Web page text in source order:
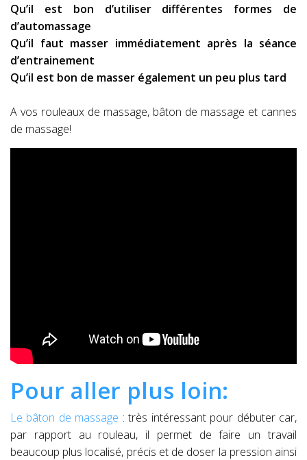
Qu’il est bon d’utiliser différentes formes de
d’automassage
Qu’il faut masser immédiatement après la séance
d’entrainement
Qu’il est bon de masser également un peu plus tard
A vos rouleaux de massage, bâton de massage et cannes
de massage!
Pour aller plus loin:
Le bâton de massage : très intéressant pour débuter car,
par rapport au rouleau, il permet de faire un travail
beaucoup plus localisé, précis et de doser la pression ainsi